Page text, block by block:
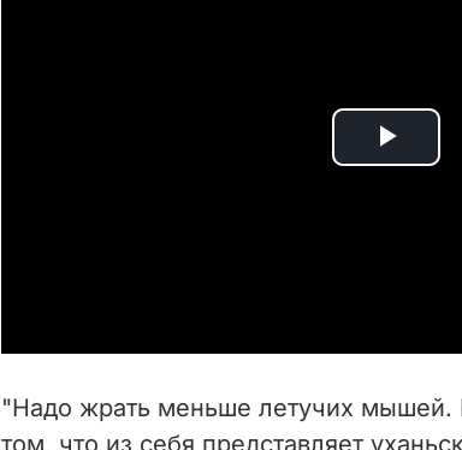
P
i
"Надо жрать меньше летучих мышей.
том, что из себя представляет